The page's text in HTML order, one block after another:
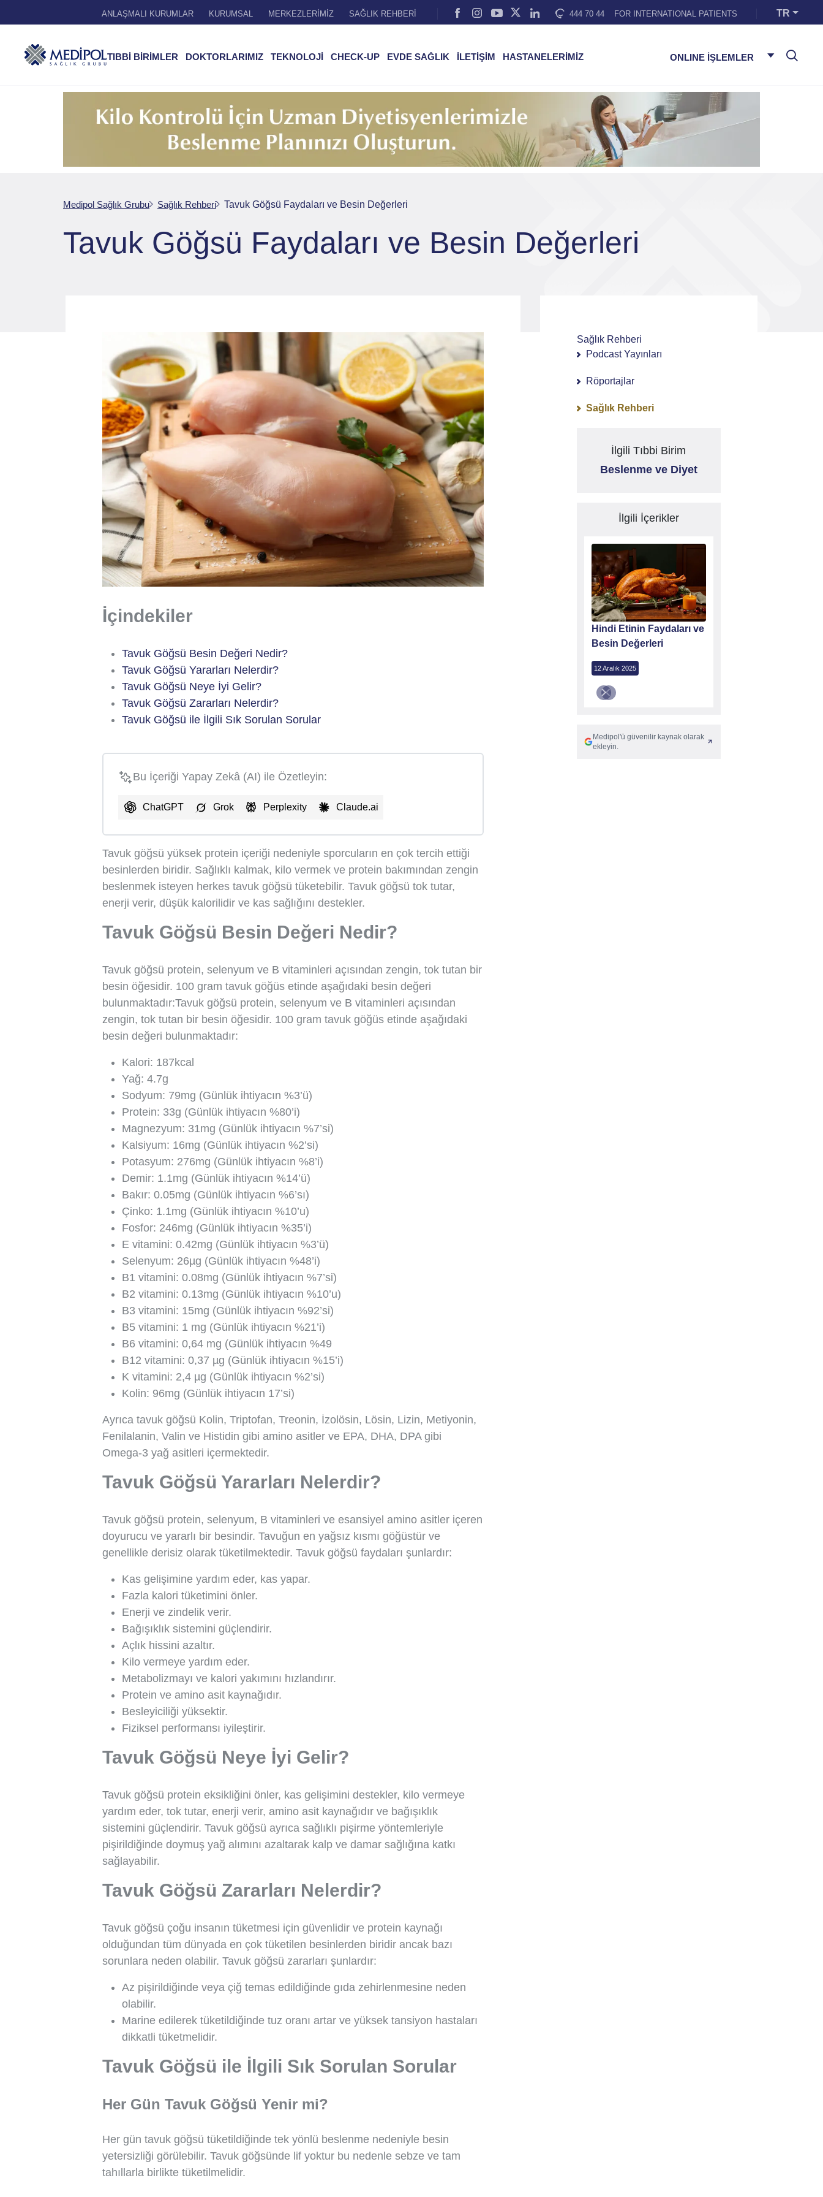
ANLAŞMALI KURUMLAR KURUMSAL MERKEZLERİMİZ SAĞLIK REHBERİ 444 70 44 FOR INTERNATIONAL PATIENTS TR
TIBBİ BİRİMLER DOKTORLARIMIZ TEKNOLOJİ CHECK-UP EVDE SAĞLIK İLETİŞİM HASTANELERİMİZ ONLINE İŞLEMLER
Medipol Sağlık Grubu Sağlık Rehberi Tavuk Göğsü Faydaları ve Besin Değerleri
Tavuk Göğsü Faydaları ve Besin Değerleri
İçindekiler
Tavuk Göğsü Besin Değeri Nedir?
Tavuk Göğsü Yararları Nelerdir?
Tavuk Göğsü Neye İyi Gelir?
Tavuk Göğsü Zararları Nelerdir?
Tavuk Göğsü ile İlgili Sık Sorulan Sorular
Bu İçeriği Yapay Zekâ (AI) ile Özetleyin:
ChatGPT Grok Perplexity Claude.ai
Tavuk göğsü yüksek protein içeriği nedeniyle sporcuların en çok tercih ettiği
besinlerden biridir. Sağlıklı kalmak, kilo vermek ve protein bakımından zengin
beslenmek isteyen herkes tavuk göğsü tüketebilir. Tavuk göğsü tok tutar,
enerji verir, düşük kalorilidir ve kas sağlığını destekler.
Tavuk Göğsü Besin Değeri Nedir?
Tavuk göğsü protein, selenyum ve B vitaminleri açısından zengin, tok tutan bir
besin öğesidir. 100 gram tavuk göğüs etinde aşağıdaki besin değeri
bulunmaktadır:Tavuk göğsü protein, selenyum ve B vitaminleri açısından
zengin, tok tutan bir besin öğesidir. 100 gram tavuk göğüs etinde aşağıdaki
besin değeri bulunmaktadır:
Kalori: 187kcal
Yağ: 4.7g
Sodyum: 79mg (Günlük ihtiyacın %3’ü)
Protein: 33g (Günlük ihtiyacın %80’i)
Magnezyum: 31mg (Günlük ihtiyacın %7’si)
Kalsiyum: 16mg (Günlük ihtiyacın %2’si)
Potasyum: 276mg (Günlük ihtiyacın %8’i)
Demir: 1.1mg (Günlük ihtiyacın %14’ü)
Bakır: 0.05mg (Günlük ihtiyacın %6’sı)
Çinko: 1.1mg (Günlük ihtiyacın %10’u)
Fosfor: 246mg (Günlük ihtiyacın %35’i)
E vitamini: 0.42mg (Günlük ihtiyacın %3’ü)
Selenyum: 26µg (Günlük ihtiyacın %48’i)
B1 vitamini: 0.08mg (Günlük ihtiyacın %7’si)
B2 vitamini: 0.13mg (Günlük ihtiyacın %10’u)
B3 vitamini: 15mg (Günlük ihtiyacın %92’si)
B5 vitamini: 1 mg (Günlük ihtiyacın %21’i)
B6 vitamini: 0,64 mg (Günlük ihtiyacın %49
B12 vitamini: 0,37 µg (Günlük ihtiyacın %15’i)
K vitamini: 2,4 µg (Günlük ihtiyacın %2’si)
Kolin: 96mg (Günlük ihtiyacın 17’si)
Ayrıca tavuk göğsü Kolin, Triptofan, Treonin, İzolösin, Lösin, Lizin, Metiyonin,
Fenilalanin, Valin ve Histidin gibi amino asitler ve EPA, DHA, DPA gibi
Omega-3 yağ asitleri içermektedir.
Tavuk Göğsü Yararları Nelerdir?
Tavuk göğsü protein, selenyum, B vitaminleri ve esansiyel amino asitler içeren
doyurucu ve yararlı bir besindir. Tavuğun en yağsız kısmı göğüstür ve
genellikle derisiz olarak tüketilmektedir. Tavuk göğsü faydaları şunlardır:
Kas gelişimine yardım eder, kas yapar.
Fazla kalori tüketimini önler.
Enerji ve zindelik verir.
Bağışıklık sistemini güçlendirir.
Açlık hissini azaltır.
Kilo vermeye yardım eder.
Metabolizmayı ve kalori yakımını hızlandırır.
Protein ve amino asit kaynağıdır.
Besleyiciliği yüksektir.
Fiziksel performansı iyileştirir.
Tavuk Göğsü Neye İyi Gelir?
Tavuk göğsü protein eksikliğini önler, kas gelişimini destekler, kilo vermeye
yardım eder, tok tutar, enerji verir, amino asit kaynağıdır ve bağışıklık
sistemini güçlendirir. Tavuk göğsü ayrıca sağlıklı pişirme yöntemleriyle
pişirildiğinde doymuş yağ alımını azaltarak kalp ve damar sağlığına katkı
sağlayabilir.
Tavuk Göğsü Zararları Nelerdir?
Tavuk göğsü çoğu insanın tüketmesi için güvenlidir ve protein kaynağı
olduğundan tüm dünyada en çok tüketilen besinlerden biridir ancak bazı
sorunlara neden olabilir. Tavuk göğsü zararları şunlardır:
Az pişirildiğinde veya çiğ temas edildiğinde gıda zehirlenmesine neden
olabilir.
Marine edilerek tüketildiğinde tuz oranı artar ve yüksek tansiyon hastaları
dikkatli tüketmelidir.
Tavuk Göğsü ile İlgili Sık Sorulan Sorular
Her Gün Tavuk Göğsü Yenir mi?
Her gün tavuk göğsü tüketildiğinde tek yönlü beslenme nedeniyle besin
yetersizliği görülebilir. Tavuk göğsünde lif yoktur bu nedenle sebze ve tam
tahıllarla birlikte tüketilmelidir.
Sağlık Rehberi
Podcast Yayınları
Röportajlar
Sağlık Rehberi
İlgili Tıbbi Birim
Beslenme ve Diyet
İlgili İçerikler
Hindi Etinin Faydaları ve
Besin Değerleri
12 Aralık 2025
Medipol'ü güvenilir kaynak olarak
ekleyin.